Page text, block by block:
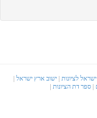
לציונות | ישוב ארץ ישראל |
| ספר דת הציונות |